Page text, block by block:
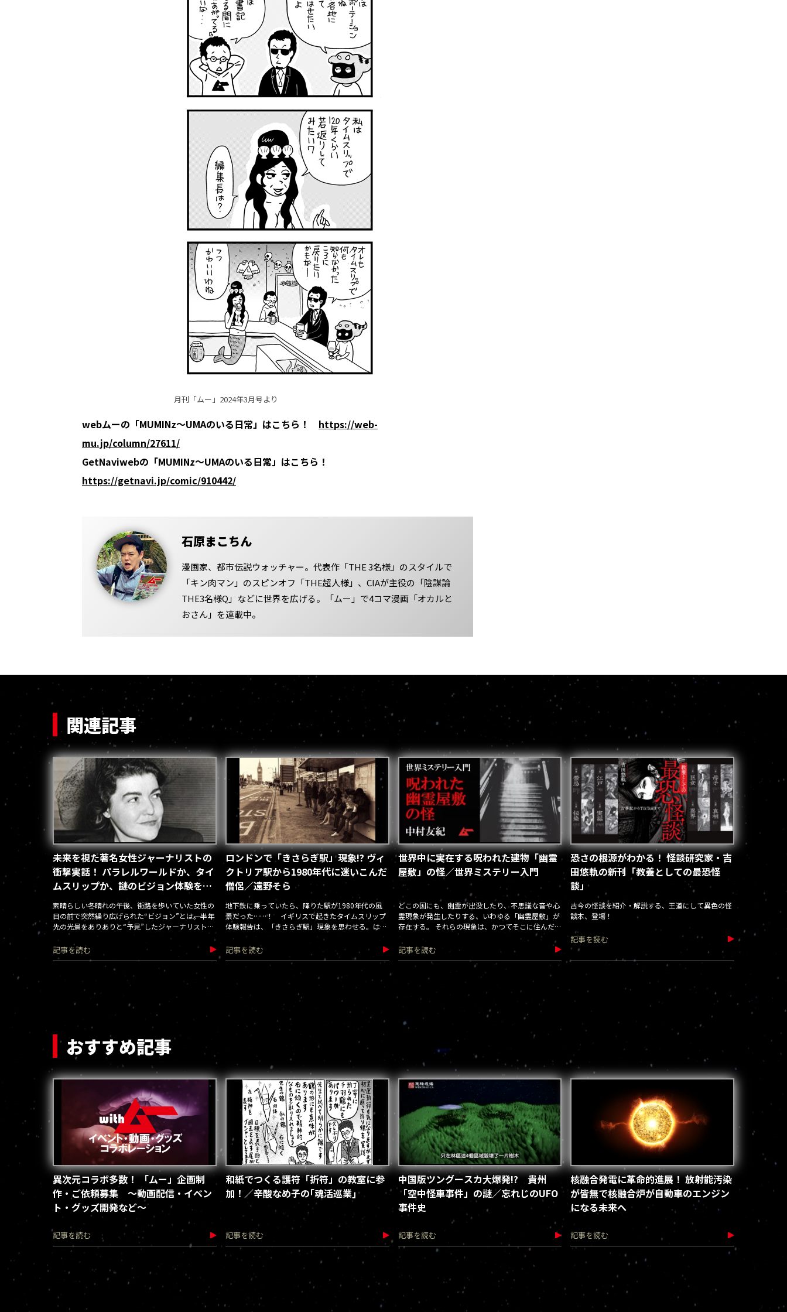
月刊「ムー」2024年3月号より
webムーの「MUMINz～UMAのいる日常」はこちら！
https://web-
mu.jp/column/27611/
GetNaviwebの「MUMINz～UMAのいる日常」はこちら！
https://getnavi.jp/comic/910442/
石原まこちん
漫画家、都市伝説ウォッチャー。代表作「THE 3名様」のスタイルで
「キン肉マン」のスピンオフ「THE超人様」、CIAが主役の「陰謀論
THE3名様Q」などに世界を広げる。「ムー」で4コマ漫画「オカルと
おさん」を連載中。
関連記事
未来を視た著名女性ジャーナリストの
衝撃実話！ パラレルワールドか、タイ
ムスリップか、謎のビジョン体験を告
白
素晴らしい冬晴れの午後、街路を歩いていた女性の
目の前で突然繰り広げられた“ビジョン”とは――。半年
先の光景をありありと“予見”したジャーナリストの
初撃体験に迫る！
記事を読む
ロンドンで「きさらぎ駅」現象!? ヴィ
クトリア駅から1980年代に迷いこんだ
僧侶／遠野そら
地下鉄に乗っていたら、降りた駅が1980年代の風
景だった……！ イギリスで起きたタイムスリップ
体験報告は、「きさらぎ駅」現象を思わせる。はた
して鉄道、地下鉄と異世界の関係は？
記事を読む
世界中に実在する呪われた建物「幽霊
屋敷」の怪／世界ミステリー入門
どこの国にも、幽霊が出没したり、不思議な音や心
霊現象が発生したりする、いわゆる「幽霊屋敷」が
存在する。 それらの現象は、かつてそこに住んだ人
間が残した強い怨念が引き起こすのか——？ 世界
有数の幽霊屋敷
記事を読む
恐さの根源がわかる！ 怪談研究家・吉
田悠軌の新刊「教養としての最恐怪
談」
古今の怪談を紹介・解説する、王道にして異色の怪
談本、登場！
記事を読む
おすすめ記事
異次元コラボ多数！ 「ムー」企画制
作・ご依頼募集 ～動画配信・イベン
ト・グッズ開発など～
記事を読む
和紙でつくる護符「折符」の教室に参
加！／辛酸なめ子の｢魂活巡業｣
記事を読む
中国版ツングースカ大爆発!? 貴州
「空中怪車事件」の謎／忘れじのUFO
事件史
記事を読む
核融合発電に革命的進展！ 放射能汚染
が皆無で核融合炉が自動車のエンジン
になる未来へ
記事を読む